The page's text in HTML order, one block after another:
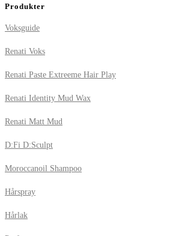
Produkter
Voksguide
Renati Voks
Renati Paste Extreeme Hair Play
Renati Identity Mud Wax
Renati Matt Mud
D:Fi D:Sculpt
Moroccanoil Shampoo
Hårspray
Hårlak